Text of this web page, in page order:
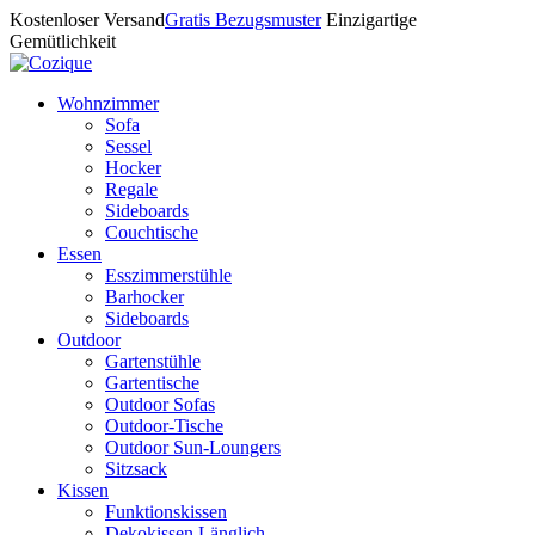
Kostenloser VersandGratis Bezugsmuster Einzigartige
Gemütlichkeit
Wohnzimmer
Sofa
Sessel
Hocker
Regale
Sideboards
Couchtische
Essen
Esszimmerstühle
Barhocker
Sideboards
Outdoor
Gartenstühle
Gartentische
Outdoor Sofas
Outdoor-Tische
Outdoor Sun-Loungers
Sitzsack
Kissen
Funktionskissen